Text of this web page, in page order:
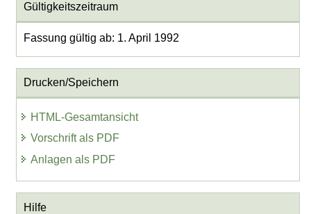
Gültigkeitszeitraum
Fassung gültig ab: 1. April 1992
Drucken/Speichern
HTML-Gesamtansicht
Vorschrift als PDF
Anlagen als PDF
Hilfe